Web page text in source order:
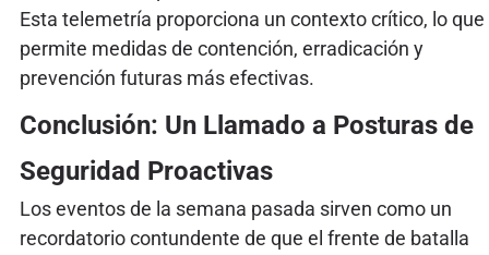
Esta telemetría proporciona un contexto crítico, lo que
permite medidas de contención, erradicación y
prevención futuras más efectivas.
Conclusión: Un Llamado a Posturas de
Seguridad Proactivas
Los eventos de la semana pasada sirven como un
recordatorio contundente de que el frente de batalla